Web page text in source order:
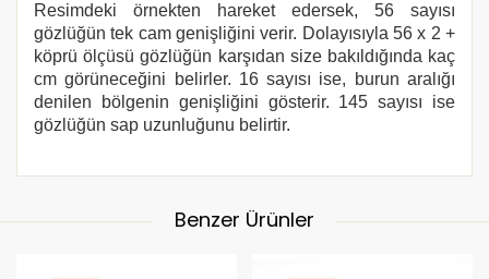
Resimdeki örnekten hareket edersek, 56 sayısı
gözlüğün tek cam genişliğini verir. Dolayısıyla 56 x 2 +
köprü ölçüsü gözlüğün karşıdan size bakıldığında kaç
cm görüneceğini belirler. 16 sayısı ise, burun aralığı
denilen bölgenin genişliğini gösterir. 145 sayısı ise
gözlüğün sap uzunluğunu belirtir.
Benzer Ürünler